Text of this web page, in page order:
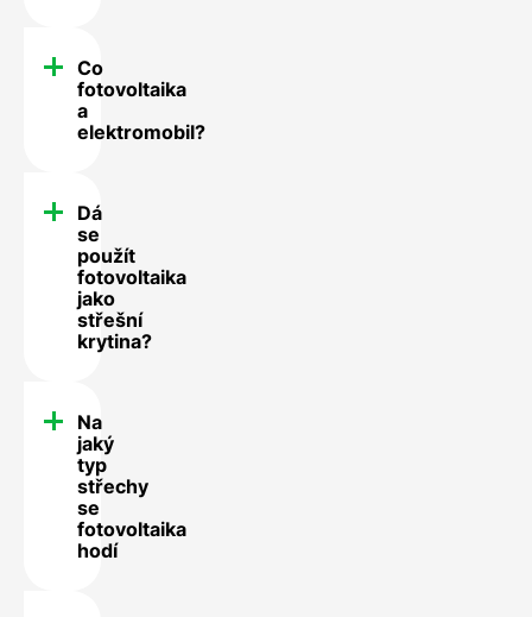
Co
fotovoltaika
a
elektromobil?
Dá
se
použít
fotovoltaika
jako
střešní
krytina?
Na
jaký
typ
střechy
se
fotovoltaika
hodí